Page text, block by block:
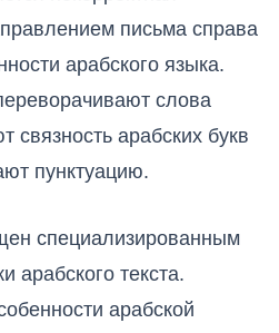
письма справа
арабского языка.
слова
арабских букв
пунктуацию.
специализированным
арабского текста.
арабской